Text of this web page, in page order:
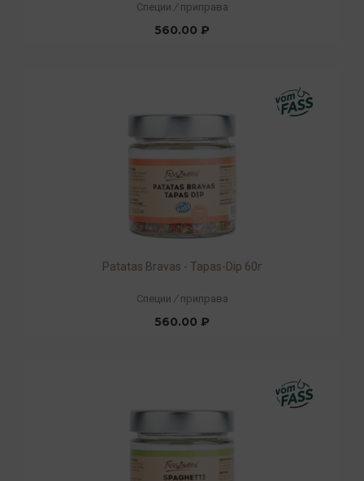
Специи / приправа
560.00 ₽
Patatas Bravas - Tapas-Dip 60г
Специи / приправа
560.00 ₽